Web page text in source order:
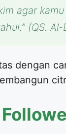
agar
(QS.
dengan